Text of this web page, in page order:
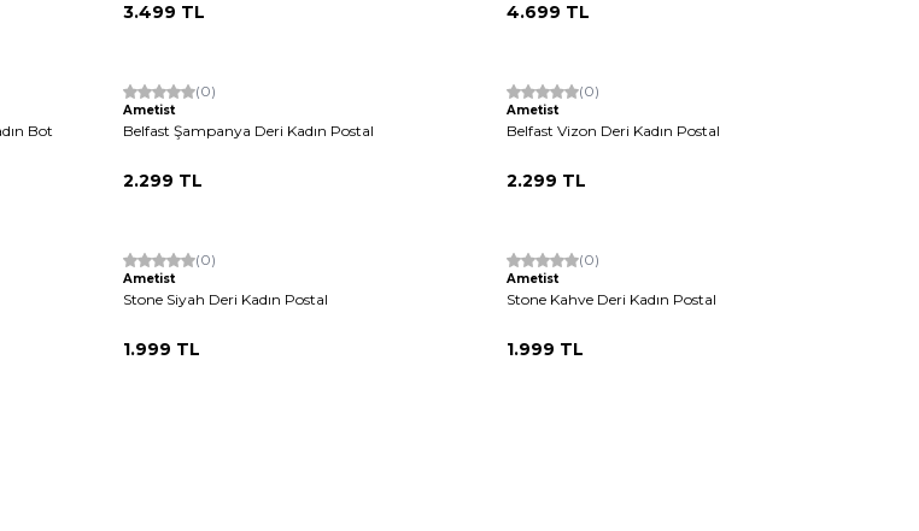
3.499 TL 4.699 TL
Bot
(0)
Ametist
Belfast Şampanya Deri Kadın Postal
2.299 TL
(0)
Ametist
Belfast Vizon Deri Kadın Postal
2.299 TL
(0)
Ametist
Stone Siyah Deri Kadın Postal
1.999 TL
(0)
Ametist
Stone Kahve Deri Kadın Postal
1.999 TL